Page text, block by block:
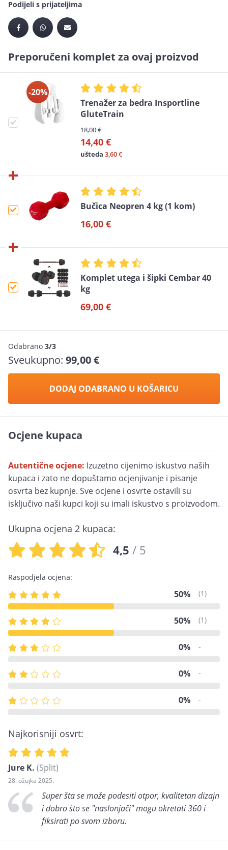
Podijeli s prijateljima
Preporučeni komplet za ovaj proizvod
-20%
Trenažer za bedra Insportline
GluteTrain
18,00 €
14,40 €
ušteda 3,60 €
Bučica Neopren 4 kg (1 kom)
16,00 €
Komplet utega i šipki Cembar 40
kg
69,00 €
Odabrano 3/3
Sveukupno: 99,00 €
DODAJ ODABRANO U KOŠARICU
Ocjene kupaca
Autentične ocjene: Izuzetno cijenimo iskustvo naših
kupaca i zato ne dopuštamo ocjenjivanje i pisanje
osvrta bez kupnje. Sve ocjene i osvrte ostavili su
isključivo naši kupci koji su imali iskustvo s proizvodom.
Ukupna ocjena 2 kupaca:
4,5/ 5
Raspodjela ocjena:
50% (1)
50% (1)
0% -
0% -
0% -
Najkorisniji osvrt:
Jure K. (Split)
28. ožujka 2025.
Super šta se može podesiti otpor, kvalitetan dizajn
i dobro što se "naslonjači" mogu okretati 360 i
fiksirati po svom izboru.